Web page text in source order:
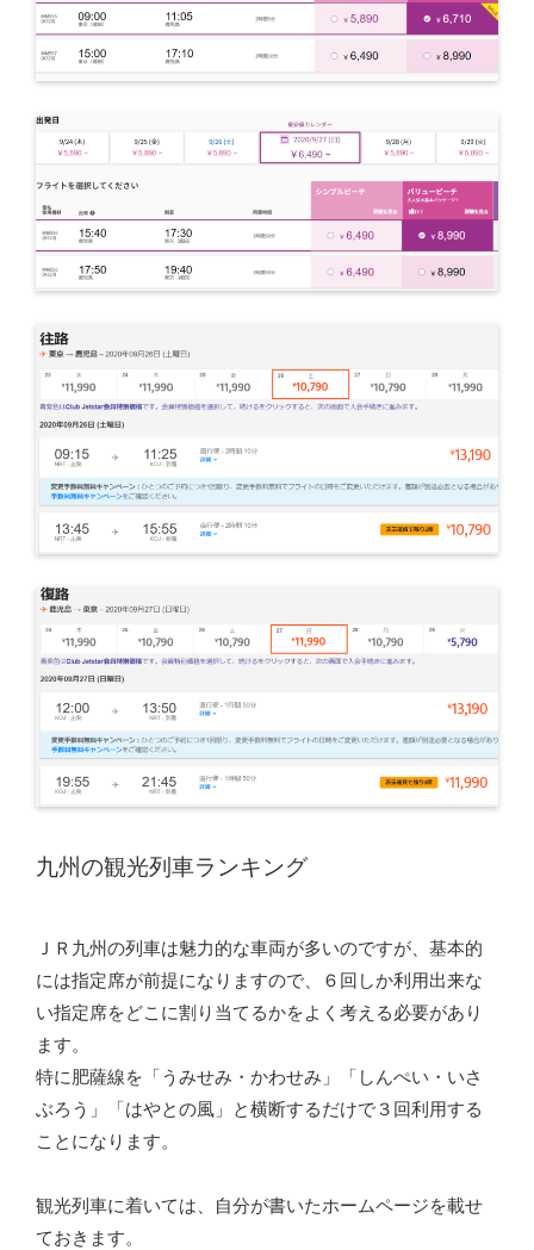
九州の観光列車ランキング
ＪＲ九州の列車は魅力的な車両が多いのですが、基本的
には指定席が前提になりますので、６回しか利用出来な
い指定席をどこに割り当てるかをよく考える必要があり
ます。
特に肥薩線を「うみせみ・かわせみ」「しんぺい・いさ
ぶろう」「はやとの風」と横断するだけで３回利用する
ことになります。
観光列車に着いては、自分が書いたホームページを載せ
ておきます。